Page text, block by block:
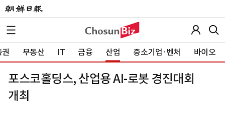
부동산 IT 금융 산업 중소기업·벤처 바이오
포스코홀딩스, 산업용 AI-로봇 경진대회
개최